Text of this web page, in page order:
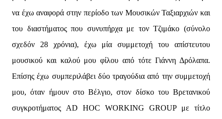
να έχω αναφορά στην περίοδο των Μουσικών Ταξιαρχιών και
του διαστήματος που συνυπήρχα με τον Τζιμάκο (σύνολο
σχεδόν 28 χρόνια), έχω μία συμμετοχή του απίστευτου
μουσικού και καλού μου φίλου από τότε Γιάννη Δρόλαπα.
Επίσης έχω συμπεριλάβει δύο τραγούδια από την συμμετοχή
μου, όταν ήμουν στο Βέλγιο, στον δίσκο του Βρετανικού
συγκροτήματος AD HOC WORKING GROUP με τίτλο